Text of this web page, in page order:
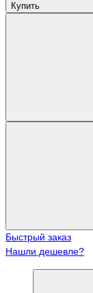
Купить
Быстрый заказ
Нашли дешевле?